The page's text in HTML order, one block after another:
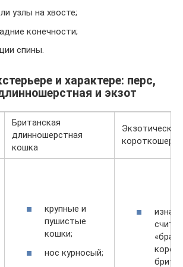
узлы на хвосте;
конечности;
спины.
и характере: перс,
и экзот
Британская
длинношерстная
кошка
Экзотическая
крупные и
пушистые
кошки;
нос курносый;